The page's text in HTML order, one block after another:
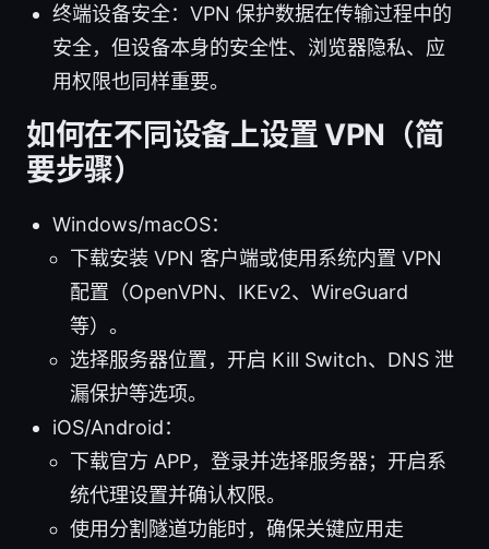
终端设备安全：VPN 保护数据在传输过程中的
安全，但设备本身的安全性、浏览器隐私、应
用权限也同样重要。
如何在不同设备上设置 VPN（简
要步骤）
Windows/macOS：
下载安装 VPN 客户端或使用系统内置 VPN
配置（OpenVPN、IKEv2、WireGuard
等）。
选择服务器位置，开启 Kill Switch、DNS 泄
漏保护等选项。
iOS/Android：
下载官方 APP，登录并选择服务器；开启系
统代理设置并确认权限。
使用分割隧道功能时，确保关键应用走